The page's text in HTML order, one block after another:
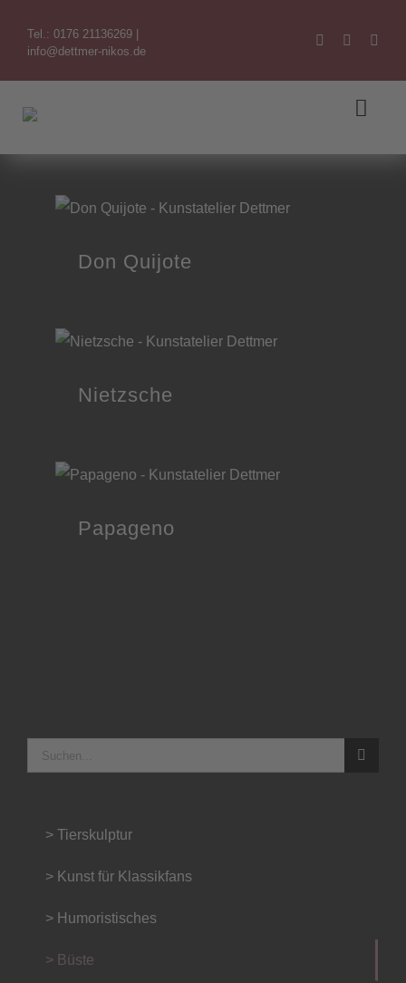
InhaltTel.: 0176 21136269
info@dettmer-nikos.de
Don Quijote
Nietzsche
Papageno
Suche
nach:
> Tierskulptur
> Kunst für Klassikfans
> Humoristisches
> Büste